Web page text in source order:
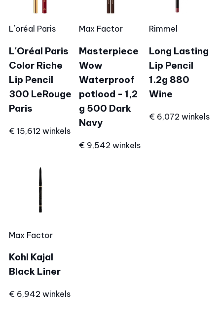
L´oréal Paris
L'Oréal Paris
Color Riche
Lip Pencil
300 LeRouge
Paris
€ 15,612 winkels
Max Factor
Masterpiece
Wow
Waterproof
potlood - 1,2
g 500 Dark
Navy
€ 9,542 winkels
Rimmel
Long Lasting
Lip Pencil
1.2g 880
Wine
€ 6,072 winkels
Max Factor
Kohl Kajal
Black Liner
€ 6,942 winkels